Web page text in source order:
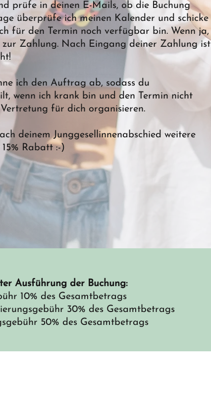
prüfe in deinen E-Mails, ob die Buchung
überprüfe ich meinen Kalender und schicke
für den Termin noch verfügbar bin. Wenn ja,
Zahlung. Nach Eingang deiner Zahlung ist
ich den Auftrag ab, sodass du
wenn ich krank bin und den Termin nicht
für dich organisieren.
deinem Junggesellinnenabschied weitere
Rabatt :-)
Ausführung der Buchung:
10% des Gesamtbetrags
30% des Gesamtbetrags
50% des Gesamtbetrags